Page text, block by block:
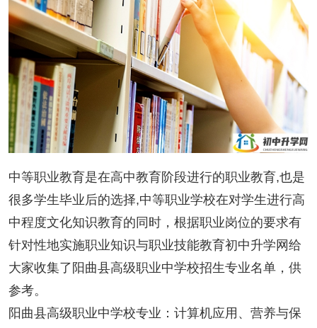
中等职业教育是在高中教育阶段进行的职业教育,也是
很多学生毕业后的选择,中等职业学校在对学生进行高
中程度文化知识教育的同时，根据职业岗位的要求有
针对性地实施职业知识与职业技能教育初中升学网给
大家收集了阳曲县高级职业中学校招生专业名单，供
参考。
阳曲县高级职业中学校专业：计算机应用、营养与保